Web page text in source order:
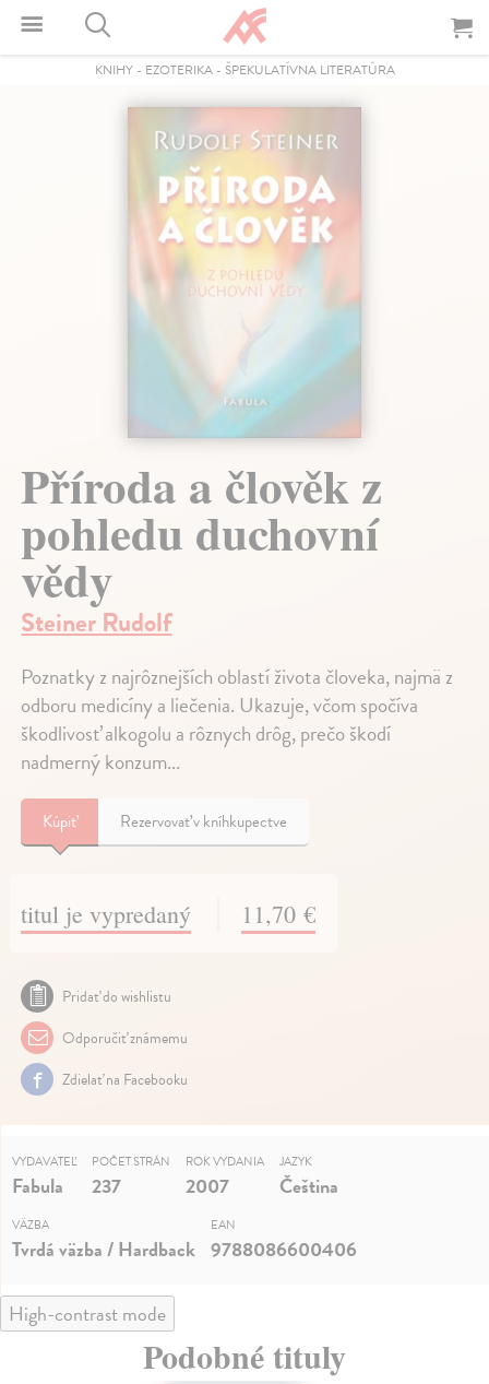
KNIHY- EZOTERIKA- ŠPEKULATÍVNA LITERATÚRA
Příroda a člověk z
pohledu duchovní
vědy
Steiner Rudolf
Poznatky z najrôznejších oblastí života človeka, najmä z
odboru medicíny a liečenia. Ukazuje, včom spočíva
škodlivosť alkogolu a rôznych drôg, prečo škodí
nadmerný konzum...
Kúpiť Rezervovať v kníhkupectve
titul je vypredaný 11,70 €
Pridať do wishlistu
Odporučiť známemu
Zdielať na Facebooku
VYDAVATEĽ
Fabula
POČET STRÁN
237
ROK VYDANIA
2007
JAZYK
Čeština
VÄZBA
Tvrdá väzba / Hardback
EAN
9788086600406
High-contrast mode
Podobné tituly